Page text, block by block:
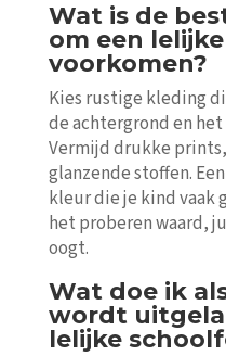
Wat is de
om een
voorkomen?
Kies rustige kleding
de achtergrond en
Vermijd drukke
glanzende stoffen.
kleur die je kind vaak
het proberen waard,
oogt.
Wat doe ik
wordt
lelijke